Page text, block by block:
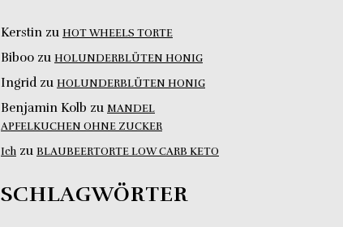
Kerstin zu HOT WHEELS TORTE
Biboo zu HOLUNDERBLÜTEN HONIG
Ingrid zu HOLUNDERBLÜTEN HONIG
Benjamin Kolb zu MANDEL
APFELKUCHEN OHNE ZUCKER
Ich zu BLAUBEERTORTE LOW CARB KETO
SCHLAGWÖRTER